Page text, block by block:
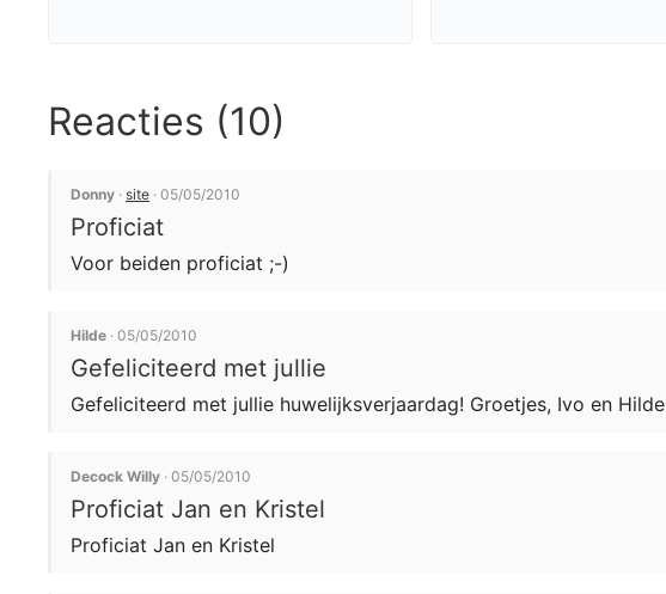
Reacties (10)
Donny · site · 05/05/2010
Proficiat
Voor beiden proficiat ;-)
Hilde · 05/05/2010
Gefeliciteerd met jullie
Gefeliciteerd met jullie huwelijksverjaardag! Groetjes, Ivo en Hilde
Decock Willy · 05/05/2010
Proficiat Jan en Kristel
Proficiat Jan en Kristel